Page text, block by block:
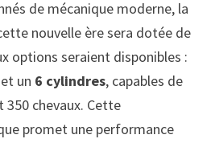
de mécanique moderne, la
nouvelle ère sera dotée de
options seraient disponibles :
un 6 cylindres, capables de
350 chevaux. Cette
promet une performance